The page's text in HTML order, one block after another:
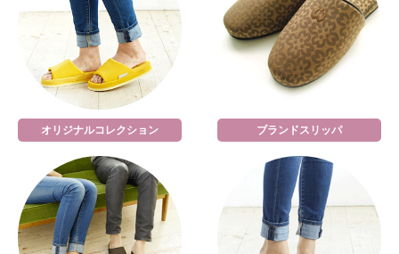
オリジナルコレクション ブランドスリッパ